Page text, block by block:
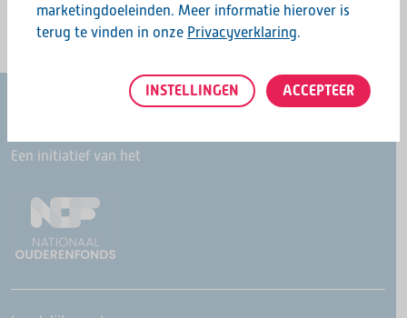
marketingdoeleinden. Meer informatie hierover is
terug te vinden in onze Privacyverklaring.
INSTELLINGEN ACCEPTEER
Een initiatief van het